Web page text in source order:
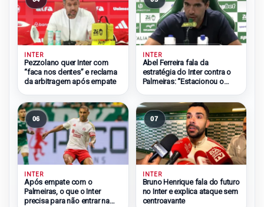
INTER
Pezzolano quer Inter com
“faca nos dentes” e reclama
da arbitragem após empate
INTER
Abel Ferreira fala da
estratégia do Inter contra o
Palmeiras: “Estacionou o
06
INTER
Após empate com o
Palmeiras, o que o Inter
precisa para não entrar na
07
INTER
Bruno Henrique fala do futuro
no Inter e explica ataque sem
centroavante